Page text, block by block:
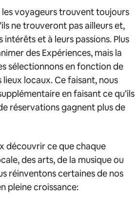
les voyageurs trouvent toujours
ne trouveront pas ailleurs et,
et à leurs passions. Plus
des Expériences, mais la
sélectionnons en fonction de
locaux. Ce faisant, nous
en faisant ce qu’ils
réservations gagnent plus de
découvrir ce que chaque
des arts, de la musique ou
réinventons certaines de nos
pleine croissance: